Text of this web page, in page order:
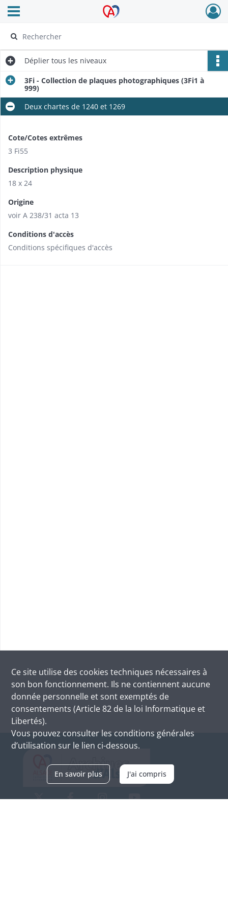
Archives Alsace - Colmar
Ouvrir le menu déroulant
Déplier tous les niveaux
3Fi - Collection de plaques photographiques (3Fi1 à
999)
Deux chartes de 1240 et 1269
Cote/Cotes extrêmes
3 Fi55
Description physique
18 x 24
Origine
voir A 238/31 acta 13
Conditions d'accès
Conditions spécifiques d'accès
Ce site utilise des cookies techniques nécessaires à
son bon fonctionnement. Ils ne contiennent aucune
donnée personnelle et sont exemptés de
consentements (Article 82 de la loi Informatique et
Libertés).
Vous pouvez consulter les conditions générales
d’utilisation sur le lien ci-dessous.
En savoir plus J'ai compris